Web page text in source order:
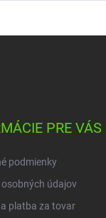
PRE VÁS
podmienky
údajov
platba za tovar